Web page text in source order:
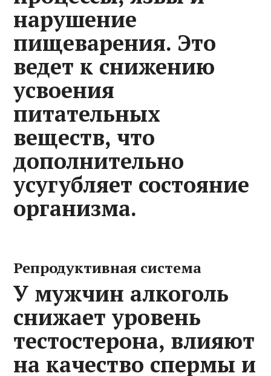
нарушение
пищеварения. Это
ведет к снижению
усвоения
питательных
веществ, что
дополнительно
усугубляет состояние
организма.
Репродуктивная система
У мужчин алкоголь
снижает уровень
тестостерона, влияют
на качество спермы и